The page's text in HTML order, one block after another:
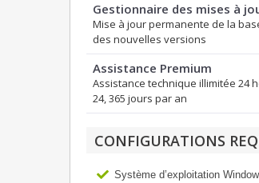
Gestionnaire des mises à
Mise à jour permanente de la
des nouvelles versions
Assistance Premium
Assistance technique illimitée 24
24, 365 jours par an
CONFIGURATIONS
Système d’exploitation